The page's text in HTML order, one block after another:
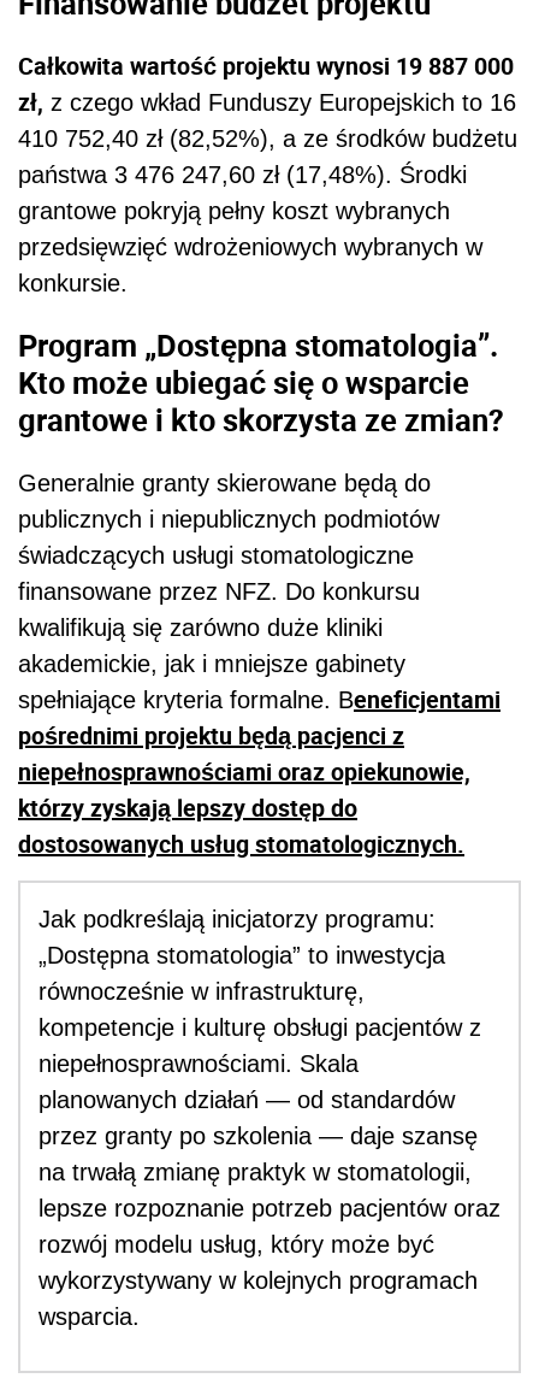
Całkowita wartość projektu wynosi 19 887 000
zł, z czego wkład Funduszy Europejskich to 16
410 752,40 zł (82,52%), a ze środków budżetu
państwa 3 476 247,60 zł (17,48%). Środki
grantowe pokryją pełny koszt wybranych
przedsięwzięć wdrożeniowych wybranych w
konkursie.
Program „Dostępna stomatologia”.
Kto może ubiegać się o wsparcie
grantowe i kto skorzysta ze zmian?
Generalnie granty skierowane będą do
publicznych i niepublicznych podmiotów
świadczących usługi stomatologiczne
finansowane przez NFZ. Do konkursu
kwalifikują się zarówno duże kliniki
akademickie, jak i mniejsze gabinety
spełniające kryteria formalne. Beneficjentami
pośrednimi projektu będą pacjenci z
niepełnosprawnościami oraz opiekunowie,
którzy zyskają lepszy dostęp do
dostosowanych usług stomatologicznych.
Jak podkreślają inicjatorzy programu:
„Dostępna stomatologia” to inwestycja
równocześnie w infrastrukturę,
kompetencje i kulturę obsługi pacjentów z
niepełnosprawnościami. Skala
planowanych działań — od standardów
przez granty po szkolenia — daje szansę
na trwałą zmianę praktyk w stomatologii,
lepsze rozpoznanie potrzeb pacjentów oraz
rozwój modelu usług, który może być
wykorzystywany w kolejnych programach
wsparcia.